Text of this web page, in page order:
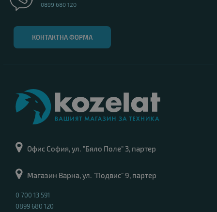
0899 680 120
КОНТАКТНА ФОРМА
Офис София, ул. "Бяло Поле" 3, партер
Магазин Варна, ул. "Подвис" 9, партер
0 700 13 591
0899 680 120